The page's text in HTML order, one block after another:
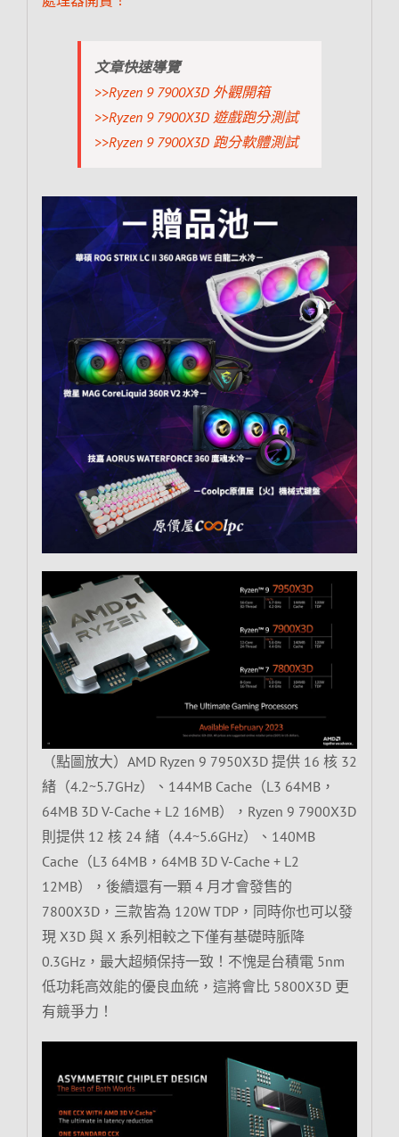
文章快速導覽
>>Ryzen 9 7900X3D 外觀開箱
>>Ryzen 9 7900X3D 遊戲跑分測試
>>Ryzen 9 7900X3D 跑分軟體測試
（點圖放大）AMD Ryzen 9 7950X3D 提供 16 核 32
緒（4.2~5.7GHz）、144MB Cache（L3 64MB，
64MB 3D V-Cache + L2 16MB），Ryzen 9 7900X3D
則提供 12 核 24 緒（4.4~5.6GHz）、140MB
Cache（L3 64MB，64MB 3D V-Cache + L2
12MB），後續還有一顆 4 月才會發售的
7800X3D，三款皆為 120W TDP，同時你也可以發
現 X3D 與 X 系列相較之下僅有基礎時脈降
0.3GHz，最大超頻保持一致！不愧是台積電 5nm
低功耗高效能的優良血統，這將會比 5800X3D 更
有競爭力！